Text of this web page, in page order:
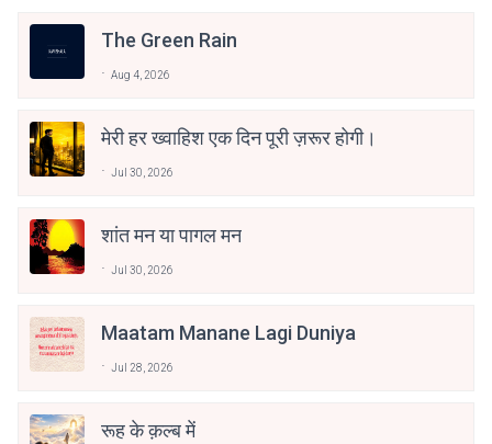
The Green Rain
Aug 4, 2026
मेरी हर ख्वाहिश एक दिन पूरी ज़रूर होगी।
Jul 30, 2026
शांत मन या पागल मन
Jul 30, 2026
Maatam Manane Lagi Duniya
Jul 28, 2026
रूह के क़ल्ब में